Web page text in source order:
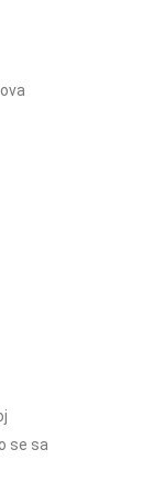
se sa